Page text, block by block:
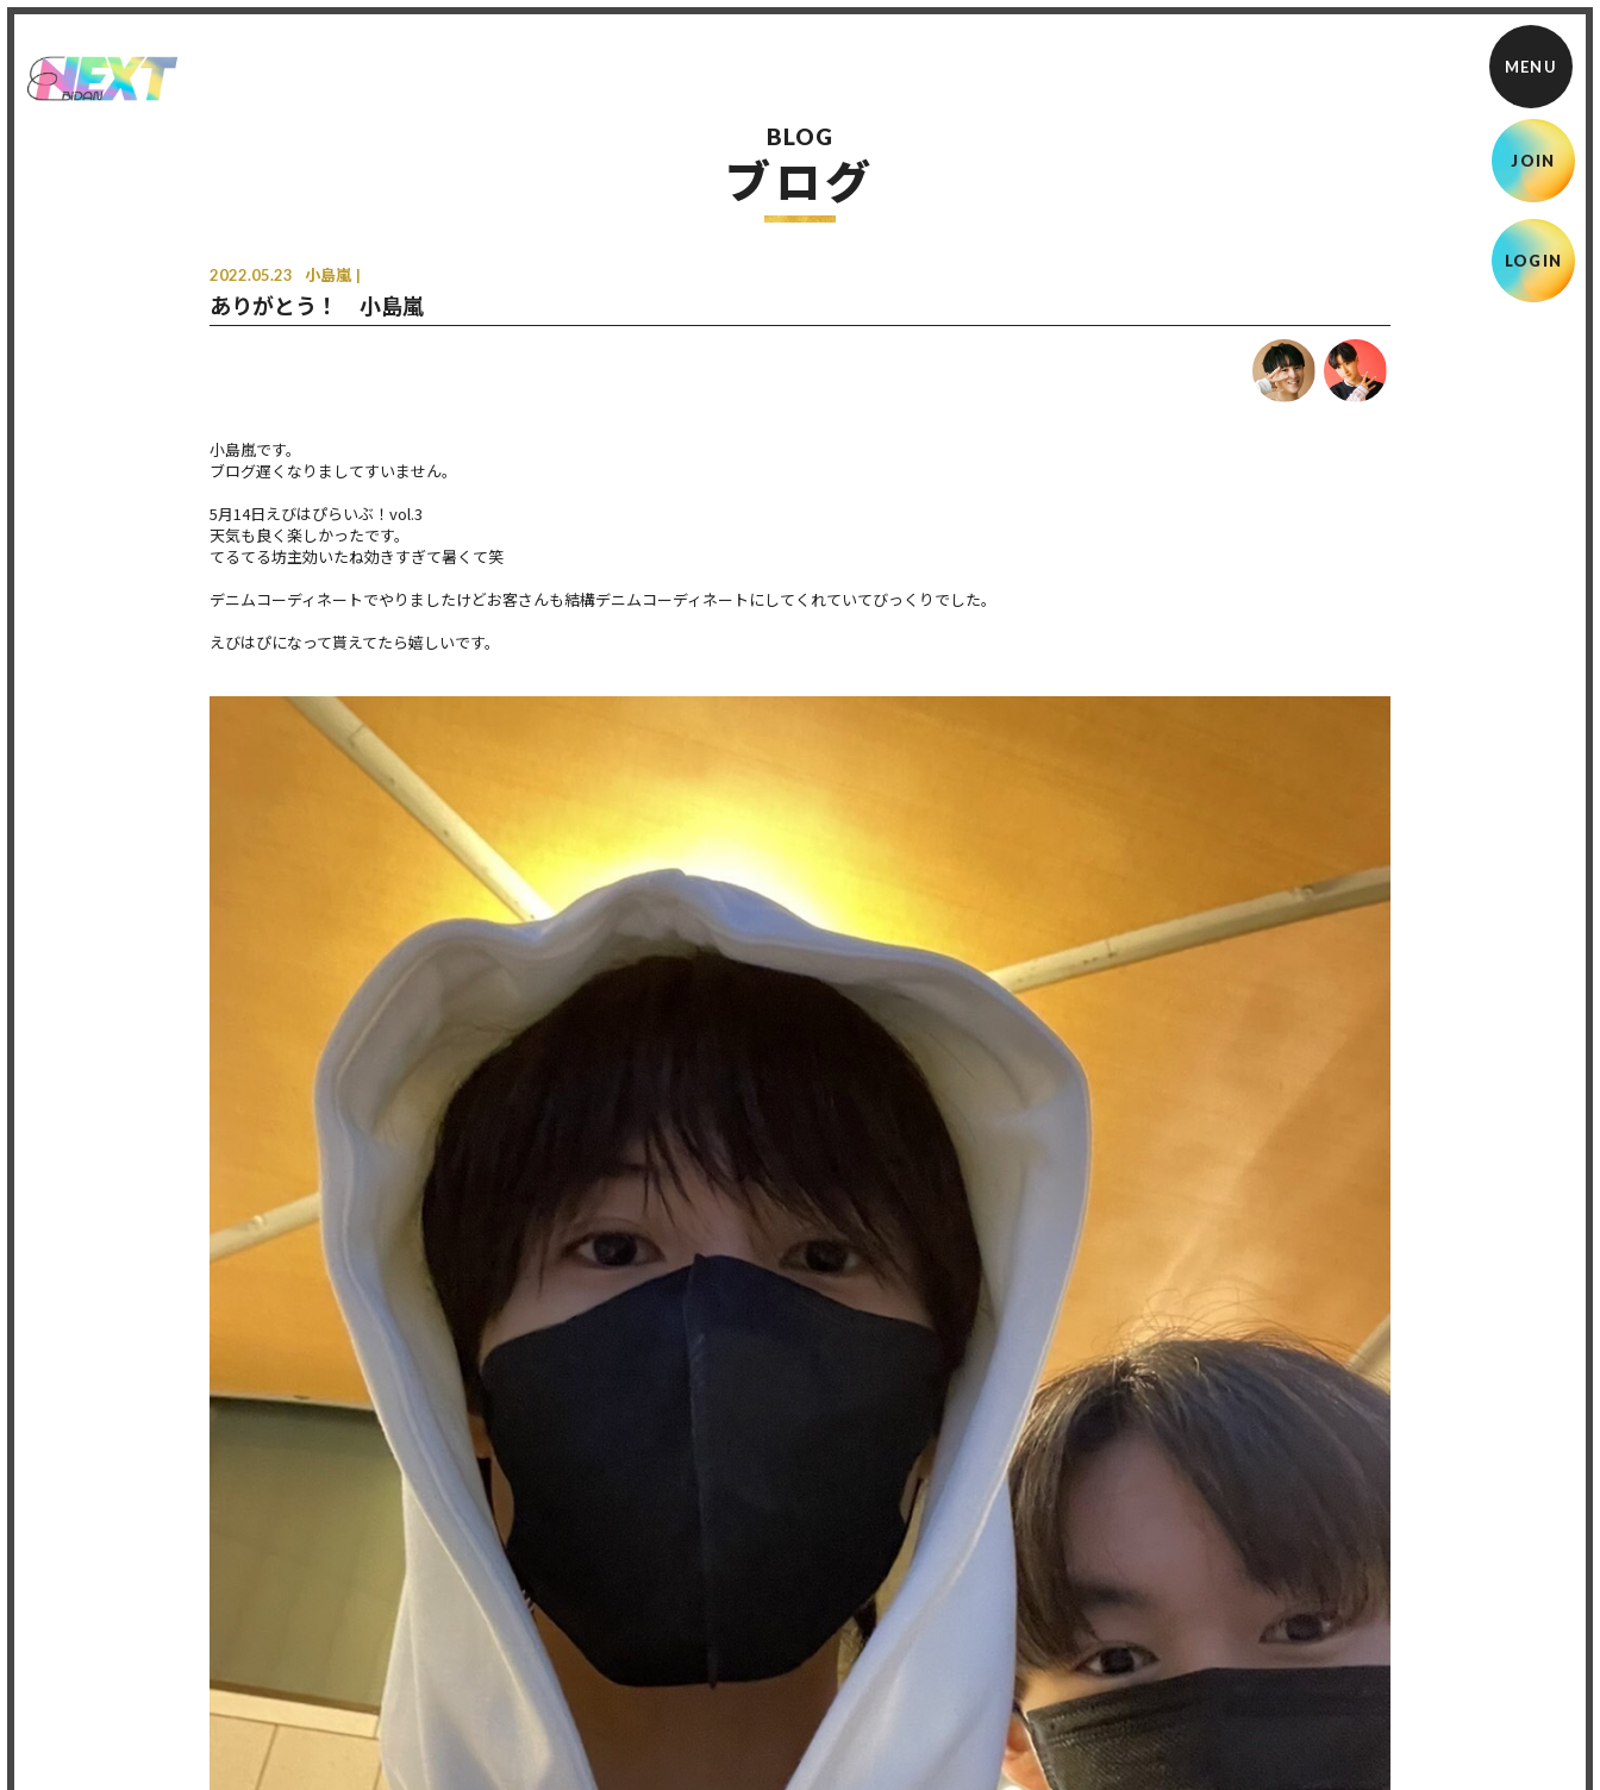
JOIN
LOGIN
BLOG
ブログ
2022.05.23 小島嵐
ありがとう！ 小島嵐
小島嵐です。
ブログ遅くなりましてすいません。
5月14日えびはぴらいぶ！vol.3
天気も良く楽しかったです。
てるてる坊主効いたね効きすぎて暑くて笑
デニムコーディネートでやりましたけどお客さんも結構デニムコーディネートにしてくれていてびっくりでした。
えびはぴになって貰えてたら嬉しいです。